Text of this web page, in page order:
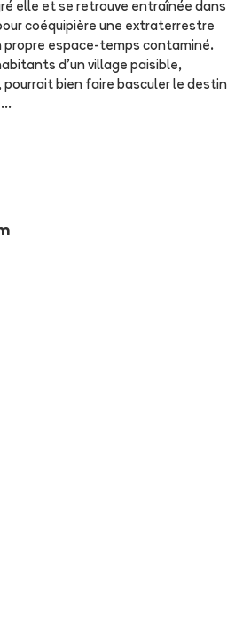
elle et se retrouve entraînée dans
coéquipière une extraterrestre
propre espace-temps contaminé.
d'un village paisible,
bien faire basculer le destin